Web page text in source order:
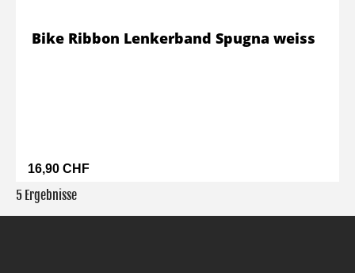
16,90 CHF
Bike Ribbon Lenkerband Spugna weiss
5 Ergebnisse